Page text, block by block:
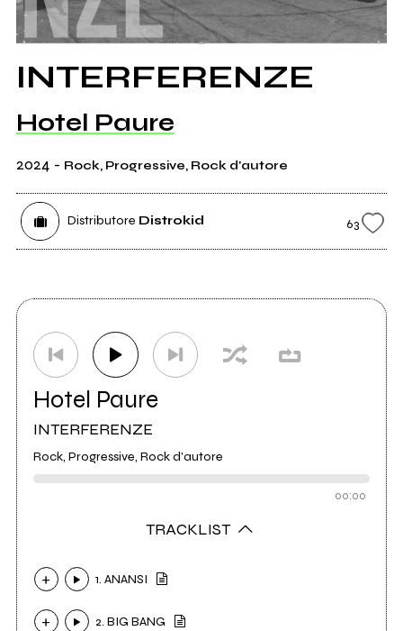
INTERFERENZE
Hotel Paure
2024 - Rock, Progressive, Rock d'autore
Distributore Distrokid 63
Hotel Paure
INTERFERENZE
Rock, Progressive, Rock d'autore
00:00
TRACKLIST
1. ANANSI
2. BIG BANG